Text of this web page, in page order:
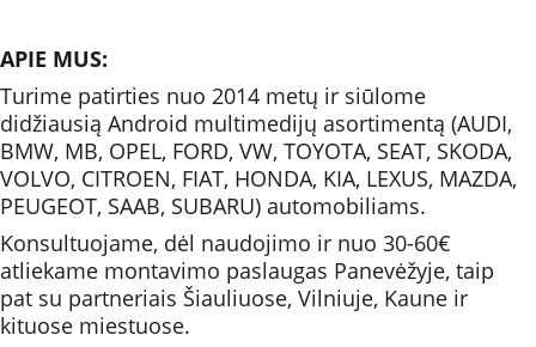
APIE MUS:
Turime patirties nuo 2014 metų ir siūlome
didžiausią Android multimedijų asortimentą (AUDI,
BMW, MB, OPEL, FORD, VW, TOYOTA, SEAT, SKODA,
VOLVO, CITROEN, FIAT, HONDA, KIA, LEXUS, MAZDA,
PEUGEOT, SAAB, SUBARU) automobiliams.
Konsultuojame, dėl naudojimo ir nuo 30-60€
atliekame montavimo paslaugas Panevėžyje, taip
pat su partneriais Šiauliuose, Vilniuje, Kaune ir
kituose miestuose.